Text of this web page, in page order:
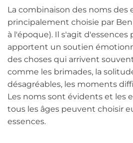
La combinaison des noms des
principalement choisie par Ben
à l'époque). Il s'agit
apportent un soutien
des choses qui arrivent
comme les brimades, la
désagréables, les moments
Les noms sont évidents et les
tous les âges peuvent choisir
essences.